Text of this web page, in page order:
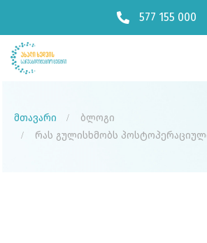
577 155 000
მთავარი
ბლოგი
რას გულისხმობს